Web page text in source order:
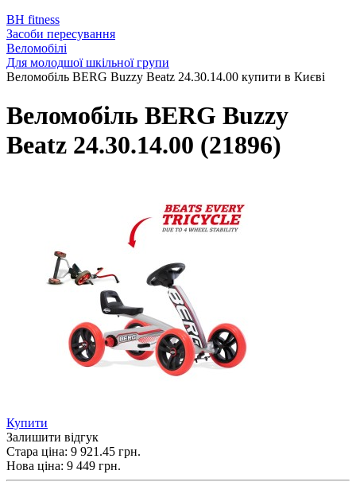
BH fitness
Засоби пересування
Веломобілі
Для молодшої шкільної групи
Веломобіль BERG Buzzy Beatz 24.30.14.00 купити в Києві
Веломобіль BERG Buzzy
Beatz 24.30.14.00 (21896)
Купити
Залишити відгук
Стара ціна: 9 921.45 грн.
Нова ціна: 9 449 грн.